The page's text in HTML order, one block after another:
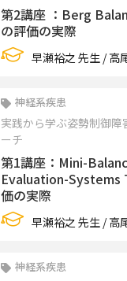
第2講座 ：Berg
の評価の実際
早瀬裕之 先生 / 高
神経系疾患
実践から学ぶ姿勢制御障
ーチ
第1講座：Mini-
Evaluation-Systems
価の実際
早瀬裕之 先生 / 高
神経系疾患